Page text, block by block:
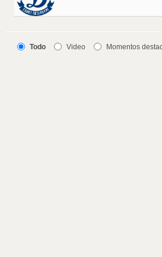
Todo Video
Momentos